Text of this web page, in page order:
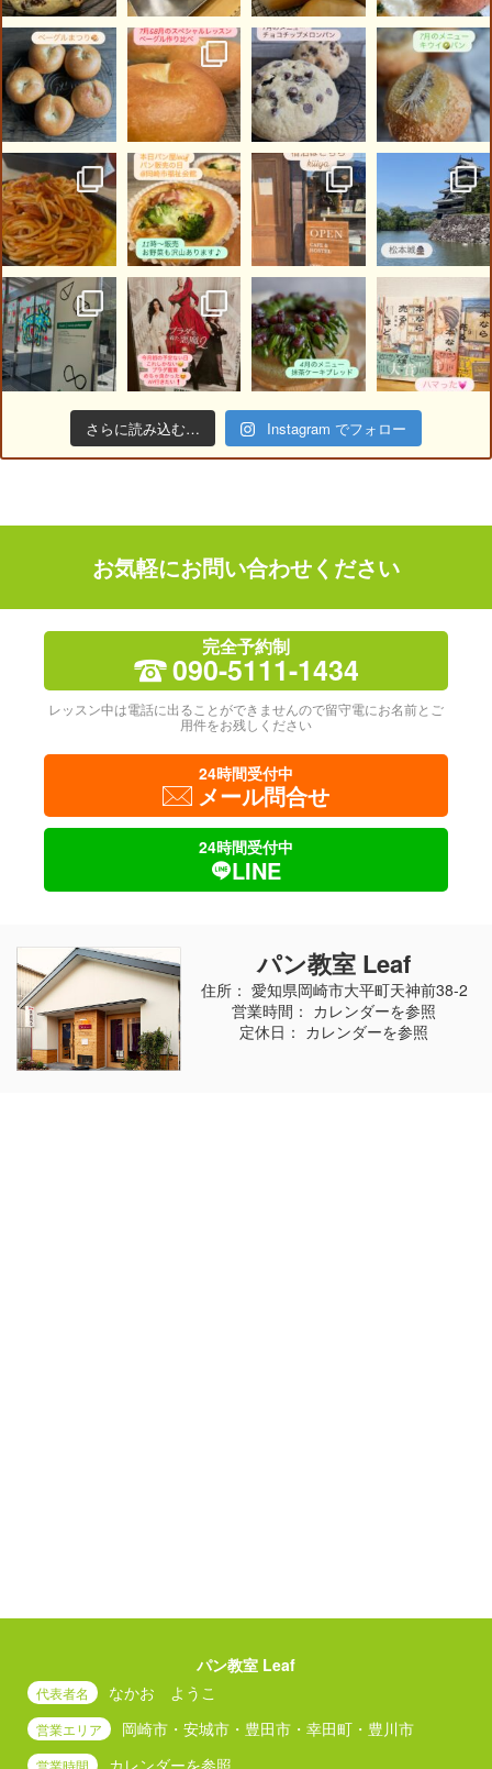
さらに読み込む… Instagram でフォロー
お気軽にお問い合わせください
完全予約制
090-5111-1434
レッスン中は電話に出ることができませんので留守電にお名前とご
用件をお残しください
24時間受付中
メール問合せ
24時間受付中
LINE
パン教室 Leaf
住所： 愛知県岡崎市大平町天神前38-2
営業時間： カレンダーを参照
定休日： カレンダーを参照
パン教室 Leaf
代表者名 なかお ようこ
営業エリア 岡崎市・安城市・豊田市・幸田町・豊川市
営業時間 カレンダーを参照